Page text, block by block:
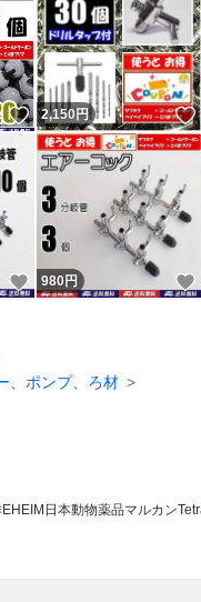
いいね！
2,150 円
いいね！
980円
、ポンプ、ろ材
EHEIM 日本動物薬品マルカン